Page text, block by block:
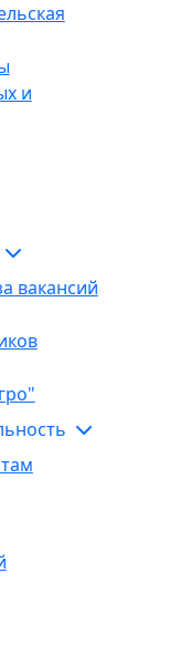
и
вакансий